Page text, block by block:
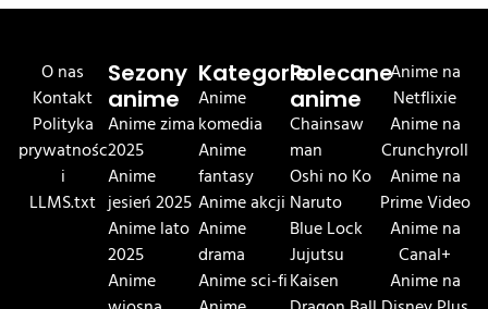
O nas
Kontakt
Polityka
prywatnośc
i
LLMS.txt
Sezony
anime
Anime zima
2025
Anime
jesień 2025
Anime lato
2025
Anime
Kategorie
Anime
komedia
Anime
fantasy
Anime akcji
Anime
drama
Anime sci-fi
Polecane
anime
Chainsaw
man
Oshi no Ko
Naruto
Blue Lock
Jujutsu
Kaisen
Anime na
Netflixie
Anime na
Crunchyroll
Anime na
Prime Video
Anime na
Canal+
Anime na